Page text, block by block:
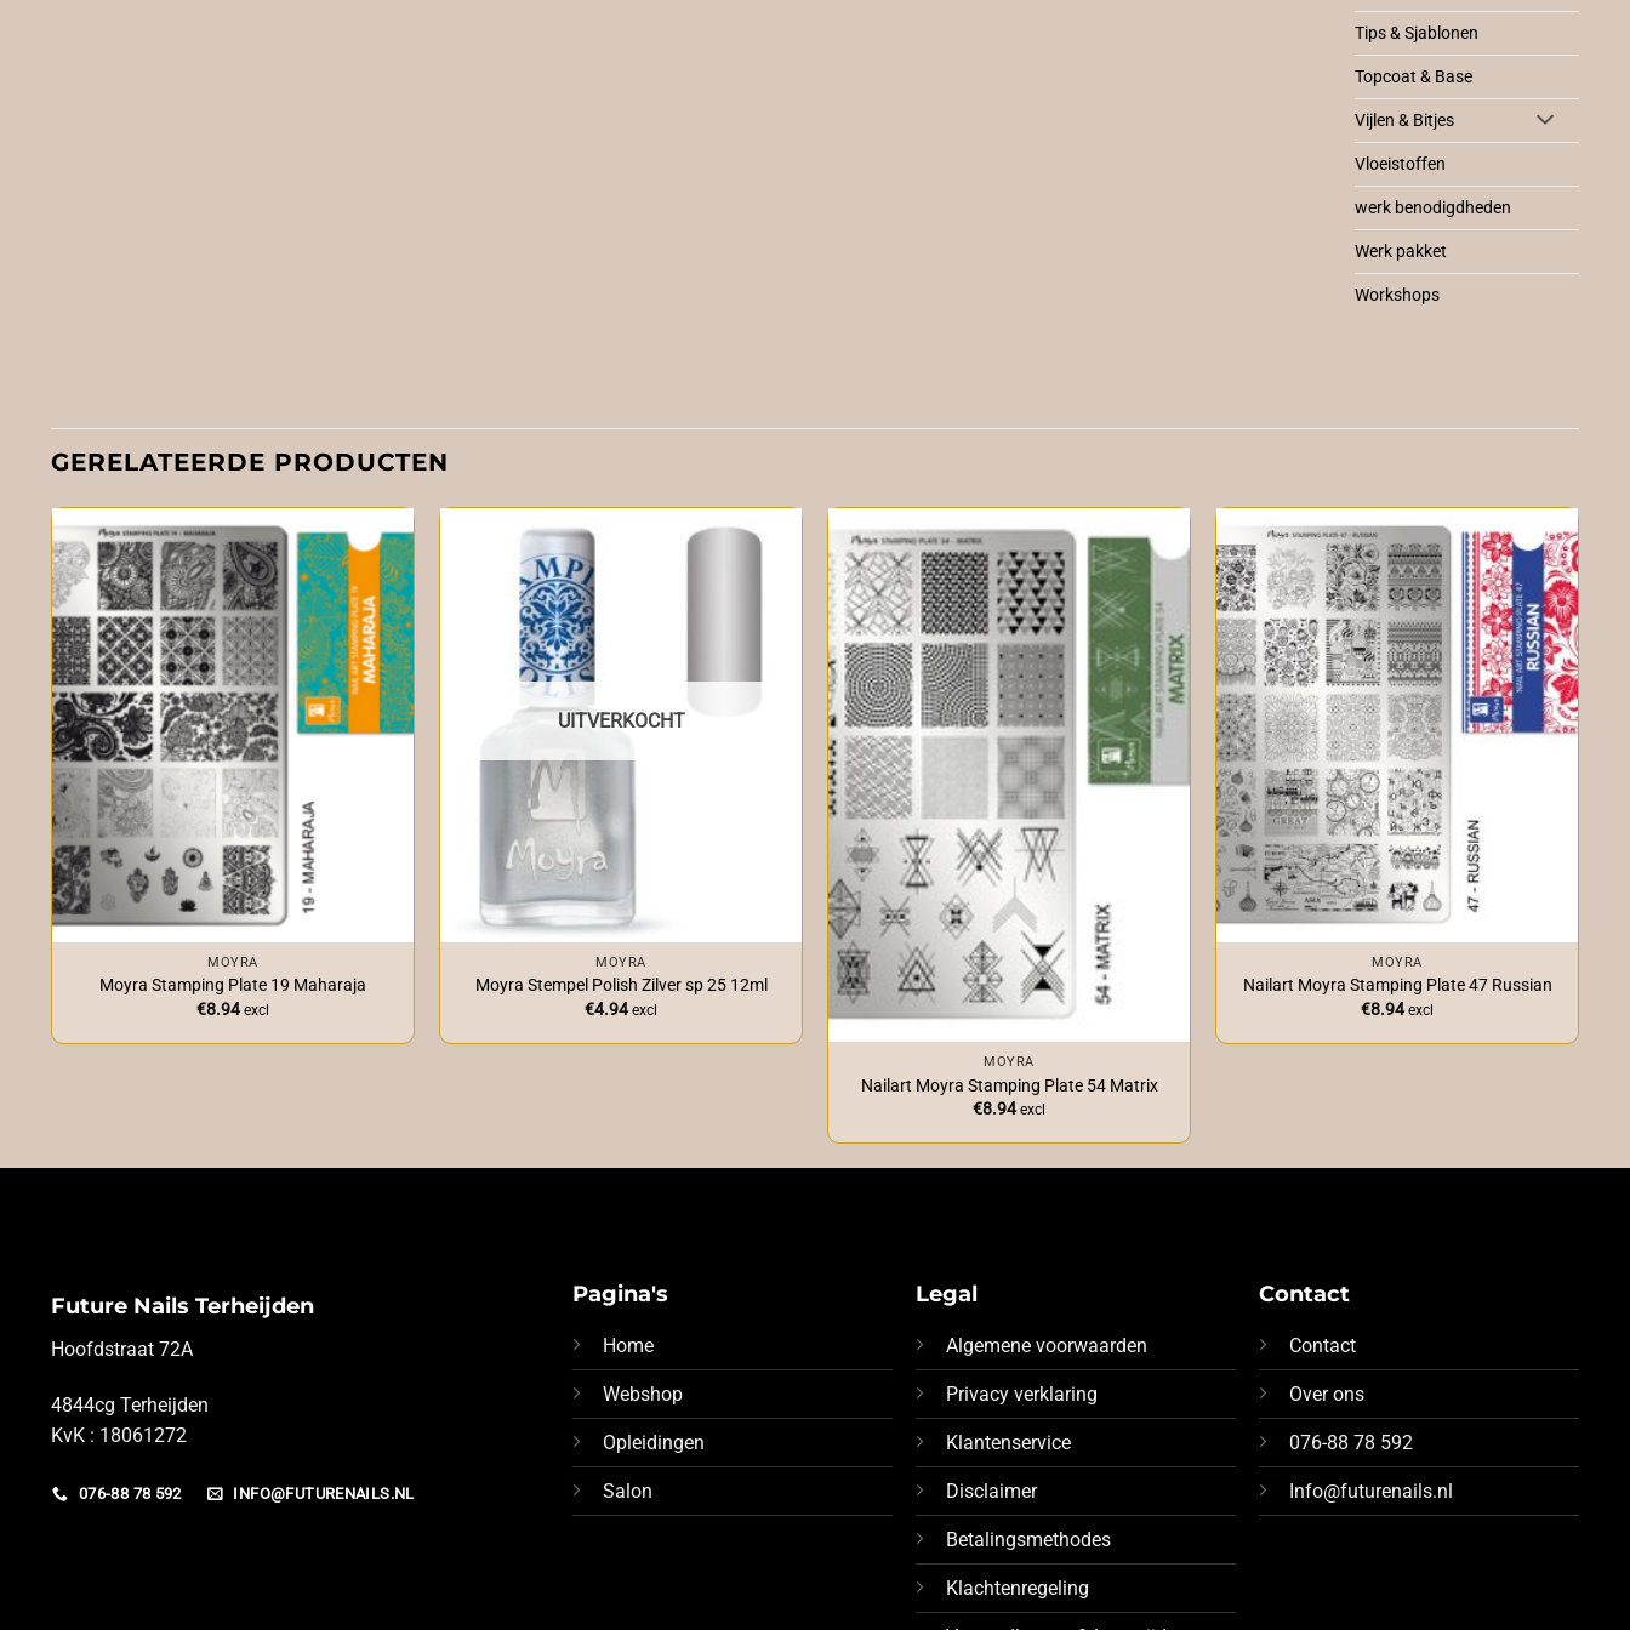
Tips & Sjablonen
Topcoat & Base
Vijlen & Bitjes
Vloeistoffen
werk benodigdheden
Werk pakket
Workshops
GERELATEERDE PRODUCTEN
+
MOYRA
Moyra Stamping Plate 19 Maharaja
€8.94 excl
UITVERKOCHT
MOYRA
Moyra Stempel Polish Zilver sp 25 12ml
€4.94 excl
+
MOYRA
Nailart Moyra Stamping Plate 54 Matrix
€8.94 excl
MOYRA
Nailart Moyra Stamping Plate 47 Russian
€8.94 excl
Future Nails Terheijden
Hoofdstraat 72A
4844cg Terheijden
KvK : 18061272
076-88 78 592 INFO@FUTURENAILS.NL
Pagina's
Home
Webshop
Opleidingen
Salon
Legal
Algemene voorwaarden
Privacy verklaring
Klantenservice
Disclaimer
Betalingsmethodes
Klachtenregeling
Contact
Contact
Over ons
076-88 78 592
Info@futurenails.nl